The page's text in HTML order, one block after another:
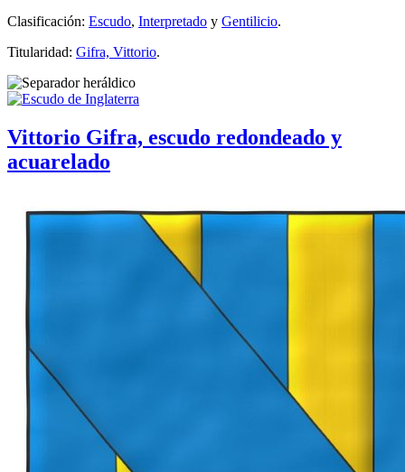
Clasificación: Escudo, Interpretado y Gentilicio.
Titularidad: Gifra, Vittorio.
Vittorio Gifra, escudo redondeado y
acuarelado